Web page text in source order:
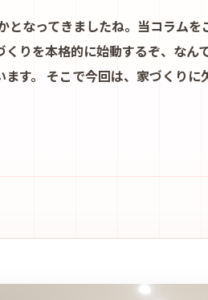
となってきましたね。当コラム
くりを本格的に始動するぞ、なん
ます。 そこで今回は、家づくりに